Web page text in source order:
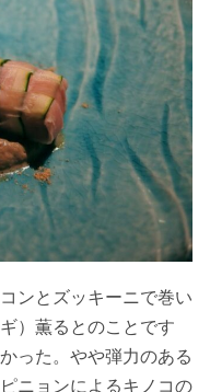
ンとズッキーニで巻い
）薫るとのことです
った。やや弾力のある
ニョンによるキノコの